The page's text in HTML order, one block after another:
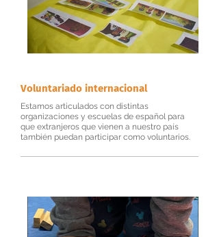
Voluntariado internacional
Estamos articulados con distintas
organizaciones y escuelas de español para
que extranjeros que vienen a nuestro país
también puedan participar como voluntarios.